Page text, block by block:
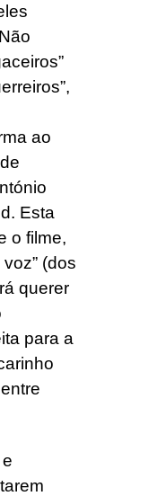
ao
Esta
o filme,
(dos
querer
para a